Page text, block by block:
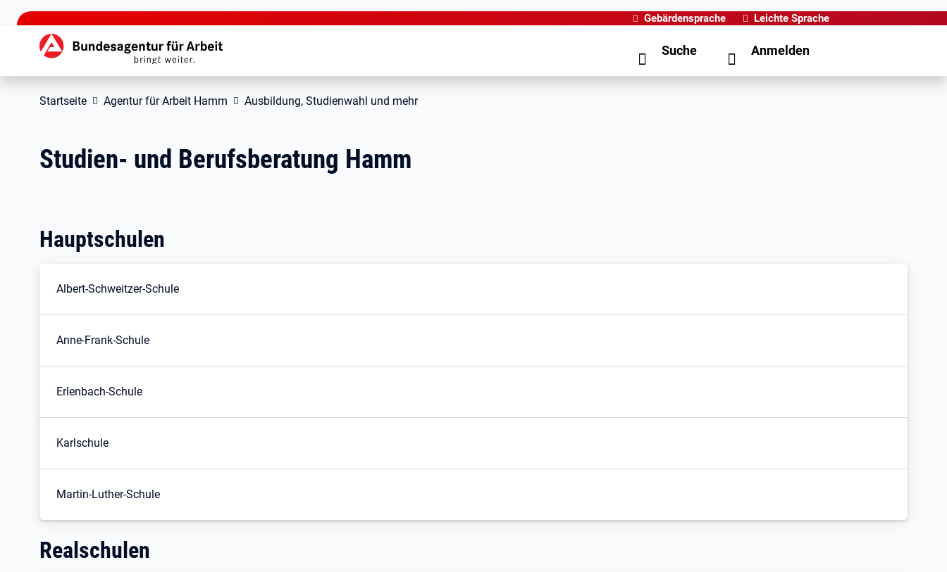
zu den Hauptinhalten springen
Gebärdensprache Leichte Sprache
Hauptnavigation Suche Anmelden
Startseite Agentur für Arbeit Hamm Ausbildung, Studienwahl und mehr
Studien- und Berufsberatung Hamm
Hauptschulen
Albert-Schweitzer-Schule
Anne-Frank-Schule
Erlenbach-Schule
Karlschule
Martin-Luther-Schule
Realschulen